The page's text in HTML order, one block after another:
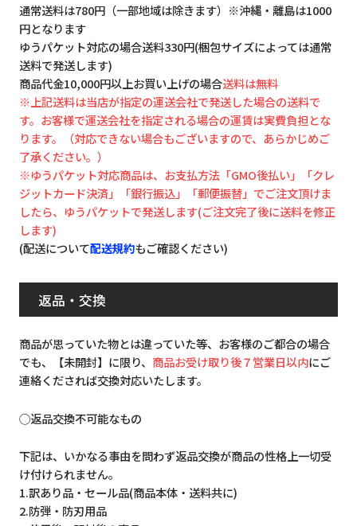
通常送料は780円（一部地域は除きます）※沖縄・離島は1000
円となります
ゆうパケット対応の場合送料330円(梱包サイズによっては通常
送料で発送します)
商品代金10,000円以上お買い上げの場合送料は無料
※上記送料は当店が指定の運送会社で発送した場合の送料で
す。お客様で運送会社を指定される場合の運賃は実費負担とな
ります。（対応できない場合もございますので、あらかじめご
了承ください。）
※ゆうパケット対応商品は、お支払方法「GMO後払い」「クレ
ジットカード決済」「銀行振込」「郵便振替」でご注文頂けま
したら、ゆうパケットで発送します(ご注文完了後に送料を修正
します)
(配送について配送規約もご確認ください)
返品・交換
商品が思っていた物とは違っていた等、お客様のご都合の場合
でも、【未開封】に限り、 商品お受け取り後７営業日以内にご
連絡くだされば交換対応いたします。
◯返品交換不可能なもの
下記は、いかなる事由を問わず返品交換が商品の性格上一切受
け付けられません。
1.訳あり品・セール品(商品本体・送料共に)
2.防弾・防刃用品